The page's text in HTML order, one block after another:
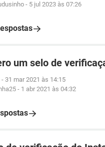
- 5 jul 2023 às 07:26
um selo de
- 31 mar 2021 às 14:15
- 1 abr 2021 às 04:32